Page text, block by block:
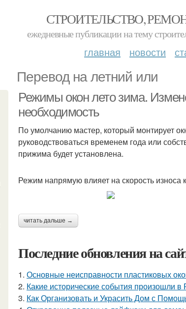
СТРОИТЕЛЬСТВО,
ежедневные публикации на тему
главная новости
Перевод на летний или
Режимы окон лето зима.
необходимость
По умолчанию мастер, который монтирует
руководствоваться временем года или
прижима будет установлена.
Режим напрямую влияет на скорость износа
читать дальше →
Последние обновления на
1. Основные неисправности пластиковых
2. Какие исторические события произошли
3. Как Организовать и Украсить Дом с